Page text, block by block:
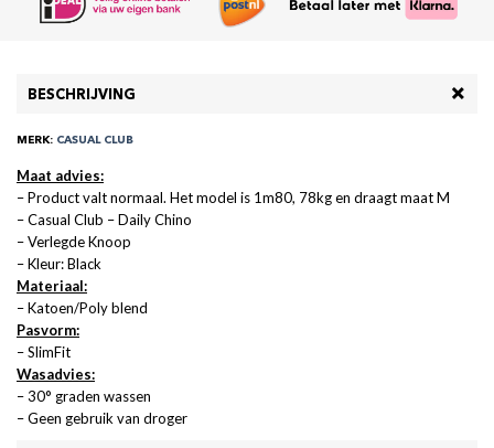
BESCHRIJVING
MERK: CASUAL CLUB
Maat advies:
– Product valt normaal. Het model is 1m80, 78kg en draagt maat M
– Casual Club – Daily Chino
– Verlegde Knoop
– Kleur: Black
Materiaal:
– Katoen/Poly blend
Pasvorm:
– SlimFit
Wasadvies:
– 30° graden wassen
– Geen gebruik van droger